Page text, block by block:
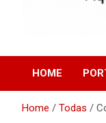
Barro
HOME
Home Todas